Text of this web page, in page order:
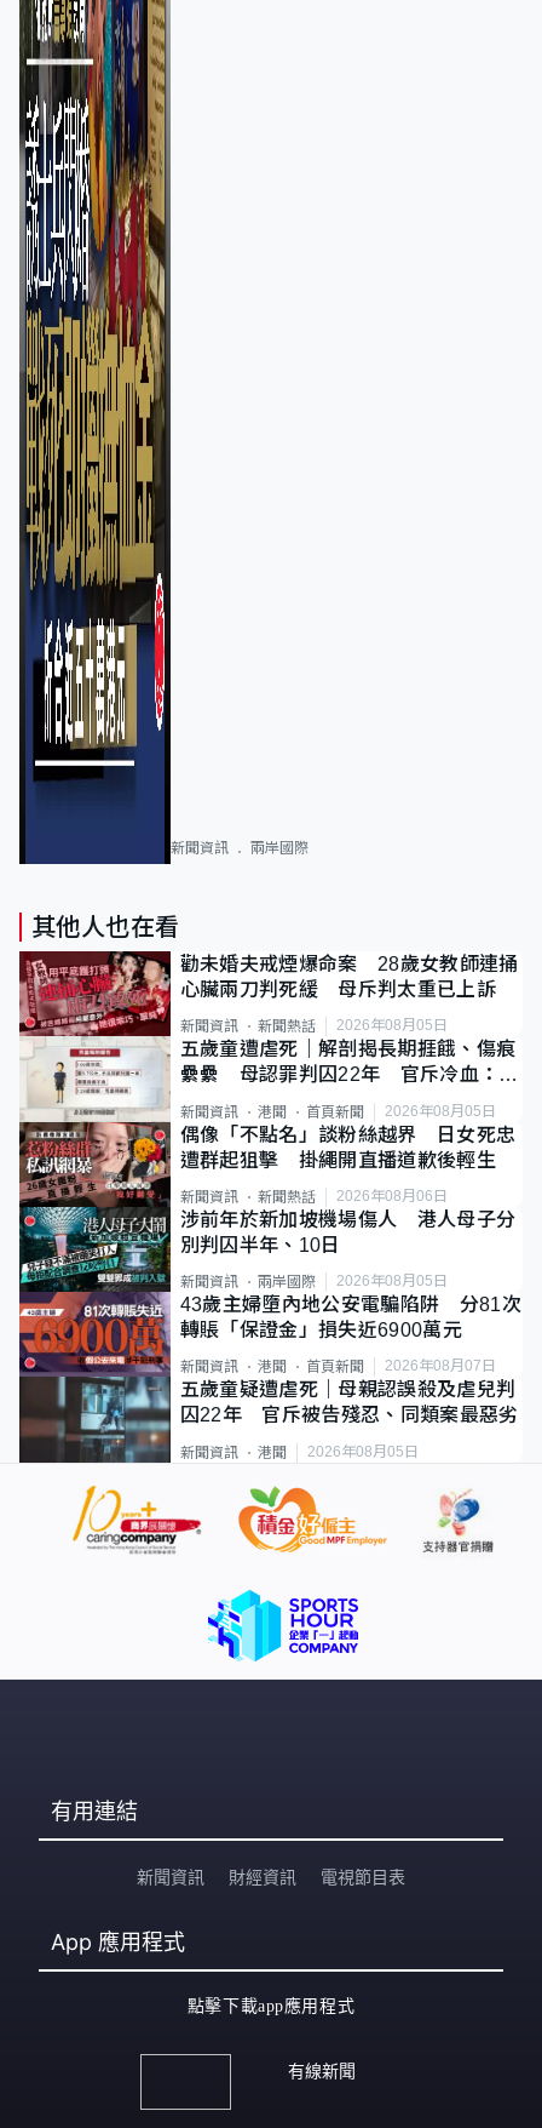
新聞資訊 兩岸國際
其他人也在看
勸未婚夫戒煙爆命案 28歲女教師連捅
心臟兩刀判死緩 母斥判太重已上訴
新聞資訊 新聞熱話 2026年08月05日
五歲童遭虐死｜解剖揭長期捱餓、傷痕
纍纍 母認罪判囚22年 官斥冷血：同
類案最惡劣
新聞資訊 港聞 首頁新聞 2026年08月05日
偶像「不點名」談粉絲越界 日女死忠
遭群起狙擊 掛繩開直播道歉後輕生
新聞資訊 新聞熱話 2026年08月06日
涉前年於新加坡機場傷人 港人母子分
別判囚半年、10日
新聞資訊 兩岸國際 2026年08月05日
43歲主婦墮內地公安電騙陷阱 分81次
轉賬「保證金」損失近6900萬元
新聞資訊 港聞 首頁新聞 2026年08月07日
五歲童疑遭虐死｜母親認誤殺及虐兒判
囚22年 官斥被告殘忍、同類案最惡劣
新聞資訊 港聞 2026年08月05日
有用連結
新聞資訊 財經資訊 電視節目表
App 應用程式
點擊下載app應用程式
有線新聞